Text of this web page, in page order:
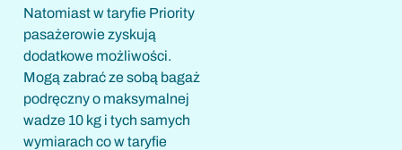
Natomiast w taryfie Priority
pasażerowie zyskują
dodatkowe możliwości.
Mogą zabrać ze sobą bagaż
podręczny o maksymalnej
wadze 10 kg i tych samych
wymiarach co w taryfie